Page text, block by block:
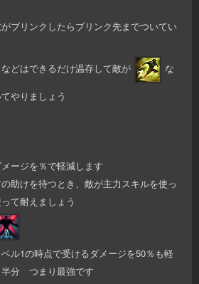
ブリンクしたらブリンク先までついてい
どはできるだけ温存して敵が
な
やりましょう
ージを％で軽減します
助けを待つとき、敵が主力スキルを使っ
て耐えましょう
ル1の時点で受けるダメージを50％も軽
分 つまり最強です